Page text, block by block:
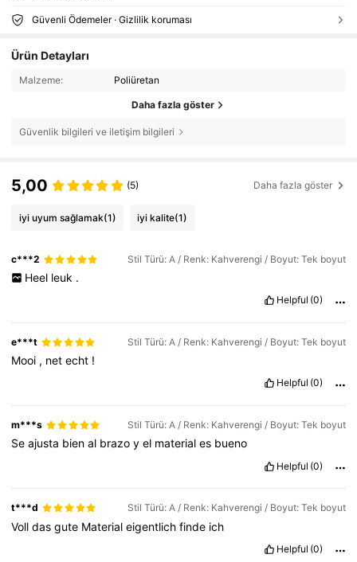
Güvenli Ödemeler · Gizlilik koruması
Ürün Detayları
Malzeme: Poliüretan
Daha fazla göster
Güvenlik bilgileri ve iletişim bilgileri
5,00 (5) Daha fazla göster
iyi uyum sağlamak(1) iyi kalite(1)
c***2 Stil Türü: A / Renk: Kahverengi / Boyut: Tek boyut
Heel leuk .
Helpful (0)
e***t Stil Türü: A / Renk: Kahverengi / Boyut: Tek boyut
Mooi , netecht !
Helpful (0)
m***s Stil Türü: A / Renk: Kahverengi / Boyut: Tek boyut
Seajusta bienal brazoyel materiales bueno
Helpful (0)
t***d Stil Türü: A / Renk: Kahverengi / Boyut: Tek boyut
Volldasgute Materialeigentlichfinde ich
Helpful (0)